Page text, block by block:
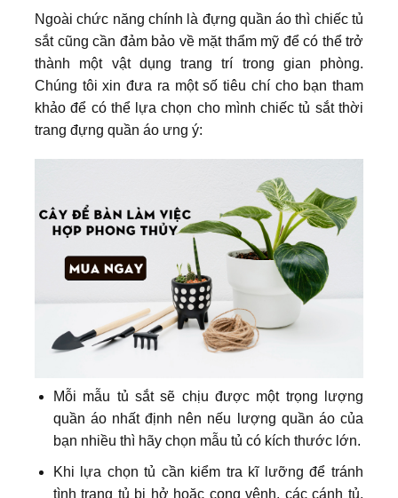
Ngoài chức năng chính là đựng quần áo thì chiếc tủ
sắt cũng cần đảm bảo về mặt thẩm mỹ để có thể trở
thành một vật dụng trang trí trong gian phòng.
Chúng tôi xin đưa ra một số tiêu chí cho bạn tham
khảo để có thể lựa chọn cho mình chiếc tủ sắt thời
trang đựng quần áo ưng ý:
Mỗi mẫu tủ sắt sẽ chịu được một trọng lượng
quần áo nhất định nên nếu lượng quần áo của
bạn nhiều thì hãy chọn mẫu tủ có kích thước lớn.
Khi lựa chọn tủ cần kiểm tra kĩ lưỡng để tránh
tình trạng tủ bị hở hoặc cong vênh, các cánh tủ,